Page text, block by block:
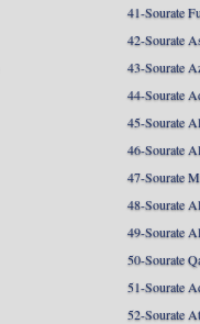
41-Sourate
42-Sourate
43-Sourate
44-Sourate
45-Sourate
46-Sourate
47-Sourate
48-Sourate
49-Sourate
50-Sourate
51-Sourate
52-Sourate